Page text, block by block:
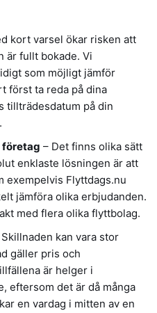
kort varsel ökar risken att
är fullt bokade. Vi
som möjligt jämför
först ta reda på dina
tillträdesdatum på din
företag – Det finns olika sätt
enklaste lösningen är att
exempelvis Flyttdags.nu
jämföra olika erbjudanden.
med flera olika flyttbolag.
kan vara stor
gäller pris och
är helger i
eftersom det är då många
en vardag i mitten av en